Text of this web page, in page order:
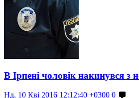
В Ірпені чоловік накинувся з
Нд, 10 Кві 2016 12:12:40 +0300 0